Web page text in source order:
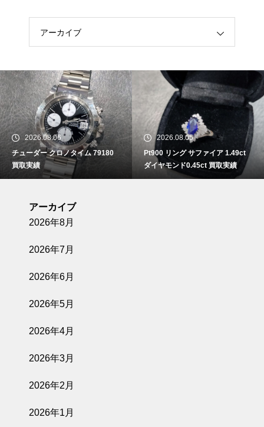
アーカイブ
2026.08.06
チューダー クロノタイム 79180
買取実績
2026.08.05
Pt900 リング サファイア 1.49ct
ダイヤモンド0.45ct 買取実績
アーカイブ
2026年8月
2026年7月
2026年6月
2026年5月
2026年4月
2026年3月
2026年2月
2026年1月